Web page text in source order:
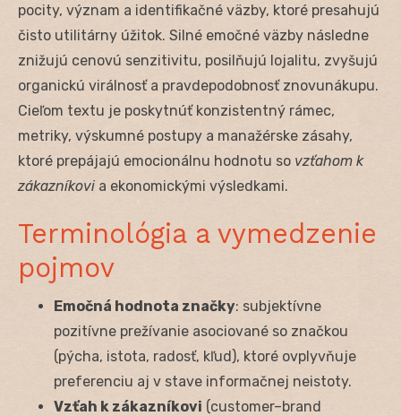
pocity, význam a identifikačné väzby, ktoré presahujú
čisto utilitárny úžitok. Silné emočné väzby následne
znižujú cenovú senzitivitu, posilňujú lojalitu, zvyšujú
organickú virálnosť a pravdepodobnosť znovunákupu.
Cieľom textu je poskytnúť konzistentný rámec,
metriky, výskumné postupy a manažérske zásahy,
ktoré prepájajú emocionálnu hodnotu so vzťahom k
zákazníkovi a ekonomickými výsledkami.
Terminológia a vymedzenie
pojmov
Emočná hodnota značky: subjektívne
pozitívne prežívanie asociované so značkou
(pýcha, istota, radosť, kľud), ktoré ovplyvňuje
preferenciu aj v stave informačnej neistoty.
Vzťah k zákazníkovi (customer–brand